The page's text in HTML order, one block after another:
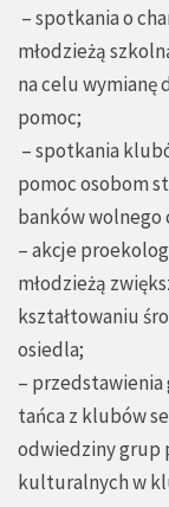
– spotkania o
młodzieżą
na celu wymianę
pomoc;
– spotkania
pomoc osobom
banków wolnego
– akcje
młodzieżą
kształtowaniu
osiedla;
– przedstawienia
tańca z klubów
odwiedziny grup
kulturalnych w